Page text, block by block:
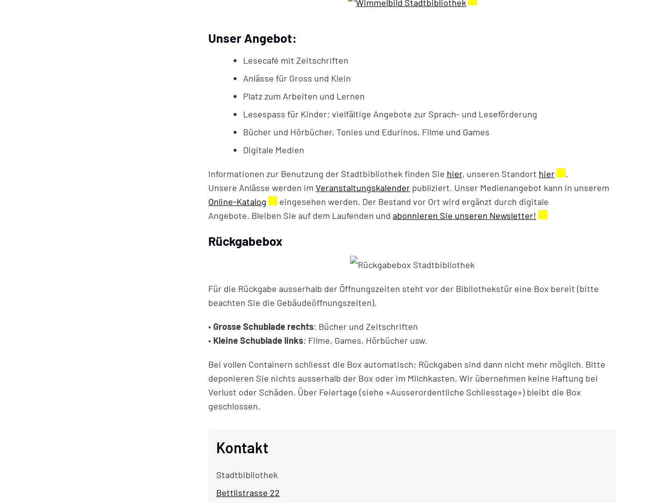
Unser Angebot:
Lesecafé mit Zeitschriften
Anlässe für Gross und Klein
Platz zum Arbeiten und Lernen
Lesespass für Kinder: vielfältige Angebote zur Sprach- und Leseförderung
Bücher und Hörbücher, Tonies und Edurinos, Filme und Games
Digitale Medien
Informationen zur Benutzung der Stadtbibliothek finden Sie hier, unseren Standort hier Externer Link wird in
.
Unsere Anlässe werden im Veranstaltungskalender publiziert. Unser Medienangebot kann in unserem
Online-Katalog Externer Link wird in einem neuen Fenster geöffnet.
eingesehen werden. Der Bestand vor Ort wird ergänzt durch digitale
Angebote. Bleiben Sie auf dem Laufenden und abonnieren Sie unseren Newsletter!
Rückgabebox
Für die Rückgabe ausserhalb der Öffnungszeiten steht vor der Bibliothekstür eine Box bereit (bitte
beachten Sie die Gebäudeöffnungszeiten).
• Grosse Schublade rechts: Bücher und Zeitschriften
• Kleine Schublade links: Filme, Games, Hörbücher usw.
Bei vollen Containern schliesst die Box automatisch; Rückgaben sind dann nicht mehr möglich. Bitte
deponieren Sie nichts ausserhalb der Box oder im Milchkasten. Wir übernehmen keine Haftung bei
Verlust oder Schäden. Über Feiertage (siehe «Ausserordentliche Schliesstage») bleibt die Box
geschlossen.
Kontakt
Stadtbibliothek
Bettlistrasse 22